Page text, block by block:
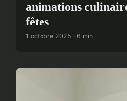
animations
fêtes
1 octobre 2025 · 6 min